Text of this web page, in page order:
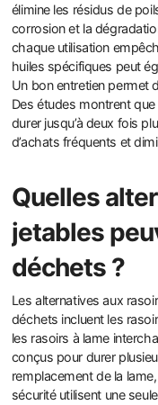
élimine les résidus de
corrosion et la
chaque utilisation
huiles spécifiques peut
Un bon entretien permet
Des études montrent
durer jusqu’à deux fois
d’achats fréquents et
Quelles
jetables
déchets ?
Les alternatives aux
déchets incluent les
les rasoirs à lame
conçus pour durer
remplacement de la
sécurité utilisent une